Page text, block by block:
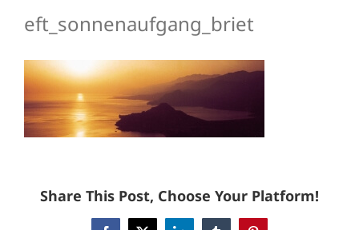
eft_sonnenaufgang_briet
Share This Post, Choose Your Platform!